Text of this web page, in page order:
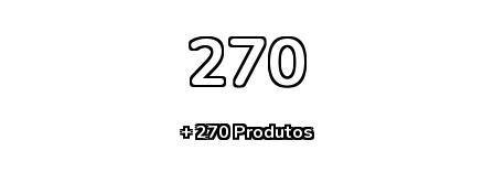
270
+ 270 Produtos